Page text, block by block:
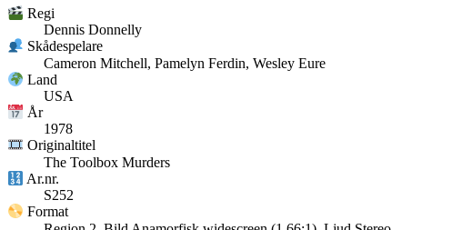
Regi
Dennis Donnelly
Skådespelare
Cameron Mitchell, Pamelyn Ferdin, Wesley Eure
Land
USA
År
1978
Originaltitel
The Toolbox Murders
Ar.nr.
S252
Format